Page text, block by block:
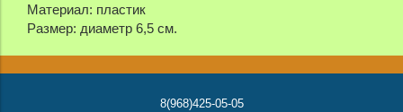
Материал: пластик
Размер: диаметр 6,5 см.
8(968)425-05-05